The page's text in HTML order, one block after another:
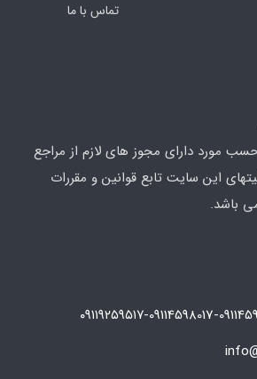
تماس با ما
مورد دارای مجوز های لازم از مراجع
این سایت تابع قوانین و مقررات
باشد.
09114598018-09114598019